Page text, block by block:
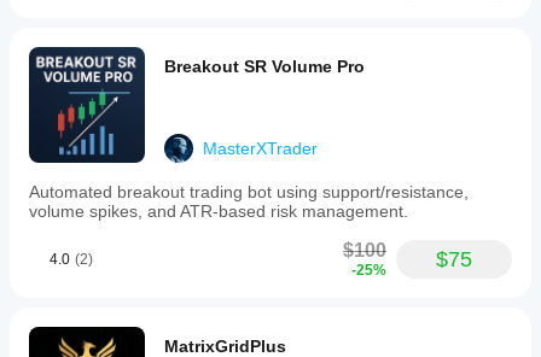
Breakout SR Volume Pro
MasterXTrader
Automated breakout trading bot using support/resistance,
volume spikes, and ATR-based risk management.
4.0 (2) $100
-25% $75
MatrixGridPlus